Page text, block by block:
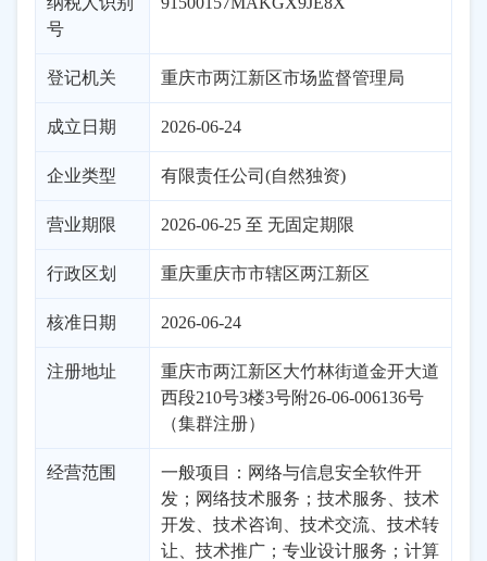
号
登记机关 重庆市两江新区市场监督管理局
成立日期 2026-06-24
企业类型 有限责任公司(自然独资)
营业期限 2026-06-25 至 无固定期限
行政区划 重庆重庆市市辖区两江新区
核准日期 2026-06-24
注册地址
重庆市两江新区大竹林街道金开大道
西段210号3楼3号附26-06-006136号
（集群注册）
经营范围
一般项目：网络与信息安全软件开
发；网络技术服务；技术服务、技术
开发、技术咨询、技术交流、技术转
让、技术推广；专业设计服务；计算